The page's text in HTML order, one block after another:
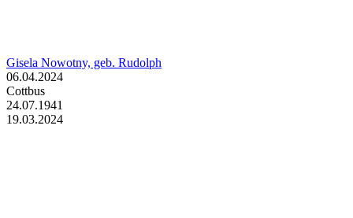
Gisela Nowotny, geb. Rudolph
06.04.2024
Cottbus
24.07.1941
19.03.2024